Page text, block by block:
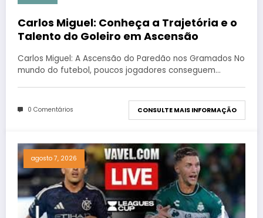
Carlos Miguel: Conheça a Trajetória e o
Talento do Goleiro em Ascensão
Carlos Miguel: A Ascensão do Paredão nos Gramados No
mundo do futebol, poucos jogadores conseguem…
0 Comentários CONSULTE MAIS INFORMAÇÃO
agosto 7, 2026